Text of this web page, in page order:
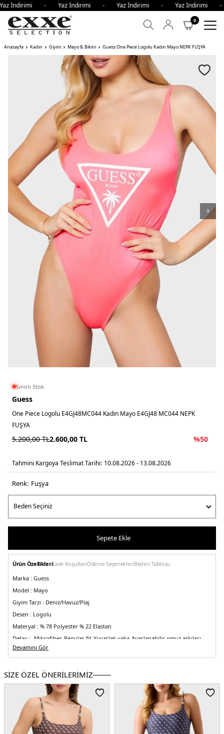
İndirimi - Yaz İndirimi - Yaz İndirimi - Yaz
0
Anasayfa Kadın Giyim Mayo & Bikini Guess One Piece Logolu Kadın Mayo NEPK FUŞYA
Sınırlı Stok
Guess
One Piece Logolu E4GJ48MC044 Kadın Mayo E4GJ48 MC044 NEPK
FUŞYA
5.200,00TL2.600,00 TL %50
Tahmini Kargoya Teslimat Tarihi: 10.08.2026 - 13.08.2026
Renk: fuşya
Sepete Ekle
Ürün Özellikleriİade KoşullarıÖdeme SeçenekleriBeden Tablosu
Marka : Guess
Model : Mayo
Giyim Tarzı : Deniz/Havuz/Plaj
Desen : Logolu
Materyal : % 78 Polyester % 22 Elastan
Detay : -Mikrofiber -Regular fit -Yuvarlak yaka -Ayarlanabilir omuz askıları
Üretim Yeri :Tunus
5DY2E4GJ48MC044NEPK.47
Devamını Gör
SİZE ÖZEL ÖNERİLERİMİZ